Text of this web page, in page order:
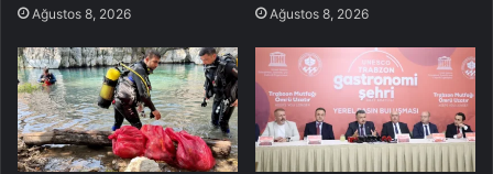
Ağustos 8, 2026 Ağustos 8, 2026